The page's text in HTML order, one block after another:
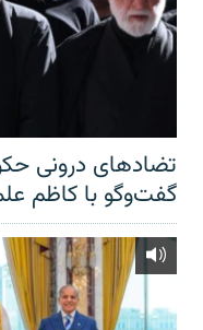
تضادهای درونی
گفت‌‌وگو با کاظم